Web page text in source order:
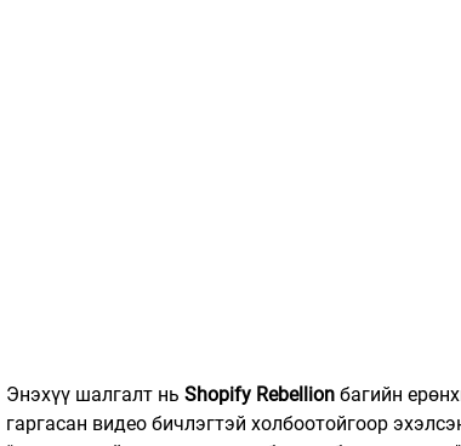
Энэхүү шалгалт нь Shopify Rebellion багийн
гаргасан видео бичлэгтэй холбоотойгоор